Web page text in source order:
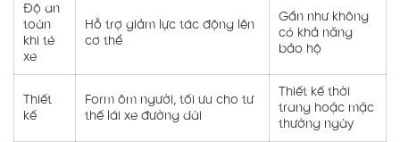
Độ an
toàn
khi té
xe
Hỗ trợ giảm lực tác động lên
cơ thể
Gần như không
có khả năng
bảo hộ
Thiết
kế
Form ôm người, tối ưu cho tư
thế lái xe đường dài
Thiết kế thời
trang hoặc mặc
thường ngày